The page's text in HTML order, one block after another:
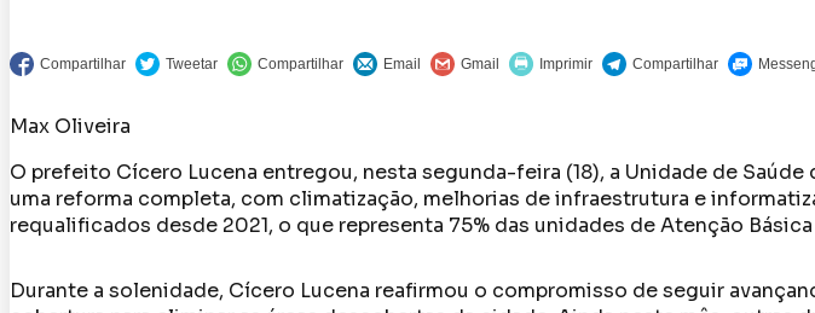
Max Oliveira
O prefeito Cícero Lucena entregou, nesta segunda-feira (18), a Unidade de
uma reforma completa, com climatização, melhorias de infraestrutura e
requalificados desde 2021, o que representa 75% das unidades de Atenção
Durante a solenidade, Cícero Lucena reafirmou o compromisso de seguir